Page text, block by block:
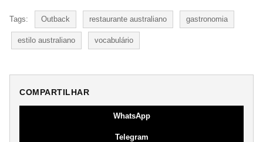
Tags: Outback restaurante australiano gastronomia
estilo australiano vocabulário
COMPARTILHAR
WhatsApp
Telegram